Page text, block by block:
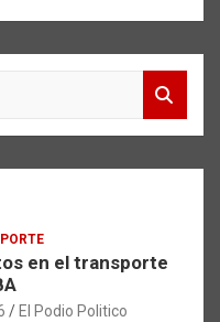
en el transporte
El Podio Politico